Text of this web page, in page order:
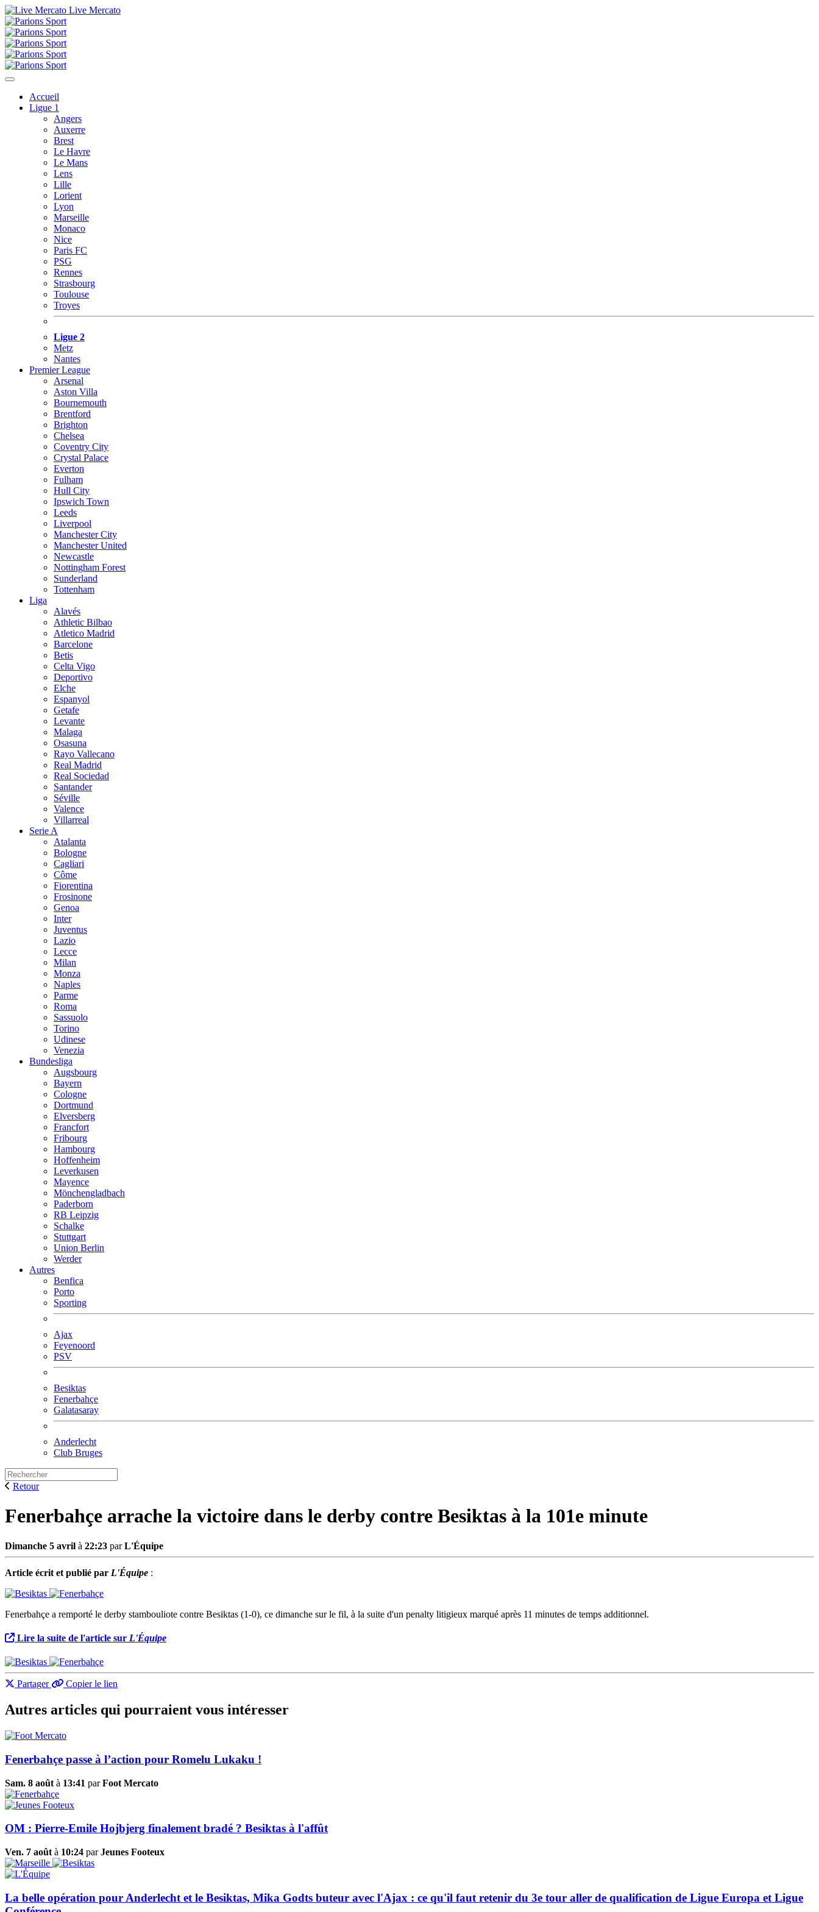
Live Mercato
Accueil
Ligue 1
Angers
Auxerre
Brest
Le Havre
Le Mans
Lens
Lille
Lorient
Lyon
Marseille
Monaco
Nice
Paris FC
PSG
Rennes
Strasbourg
Toulouse
Troyes
Ligue 2
Metz
Nantes
Premier League
Arsenal
Aston Villa
Bournemouth
Brentford
Brighton
Chelsea
Coventry City
Crystal Palace
Everton
Fulham
Hull City
Ipswich Town
Leeds
Liverpool
Manchester City
Manchester United
Newcastle
Nottingham Forest
Sunderland
Tottenham
Liga
Alavés
Athletic Bilbao
Atletico Madrid
Barcelone
Betis
Celta Vigo
Deportivo
Elche
Espanyol
Getafe
Levante
Malaga
Osasuna
Rayo Vallecano
Real Madrid
Real Sociedad
Santander
Séville
Valence
Villarreal
Serie A
Atalanta
Bologne
Cagliari
Côme
Fiorentina
Frosinone
Genoa
Inter
Juventus
Lazio
Lecce
Milan
Monza
Naples
Parme
Roma
Sassuolo
Torino
Udinese
Venezia
Bundesliga
Augsbourg
Bayern
Cologne
Dortmund
Elversberg
Francfort
Fribourg
Hambourg
Hoffenheim
Leverkusen
Mayence
Mönchengladbach
Paderborn
RB Leipzig
Schalke
Stuttgart
Union Berlin
Werder
Autres
Benfica
Porto
Sporting
Ajax
Feyenoord
PSV
Besiktas
Fenerbahçe
Galatasaray
Anderlecht
Club Bruges
Retour
Fenerbahçe arrache la victoire dans le derby contre Besiktas à la 101e minute
Dimanche 5 avril à 22:23 parL'Équipe
Article écrit et publié par L'Équipe :
Fenerbahçe a remporté le derby stambouliote contre Besiktas (1-0), ce dimanche sur le fil, à la suite d'un penalty litigieux marqué après 11 minutes de temps additionnel.
Lire la suite de l'article sur L'Équipe
Partager Copier le lien
Autres articles qui pourraient vous intéresser
Fenerbahçe passe à l’action pour Romelu Lukaku !
Sam. 8 août à 13:41 parFoot Mercato
OM : Pierre-Emile Hojbjerg finalement bradé ? Besiktas à l'affût
Ven. 7 août à 10:24 parJeunes Footeux
La belle opération pour Anderlecht et le Besiktas, Mika Godts buteur avec l'Ajax : ce qu'il faut retenir du 3e tour aller de qualification de Ligue Europa et Ligue